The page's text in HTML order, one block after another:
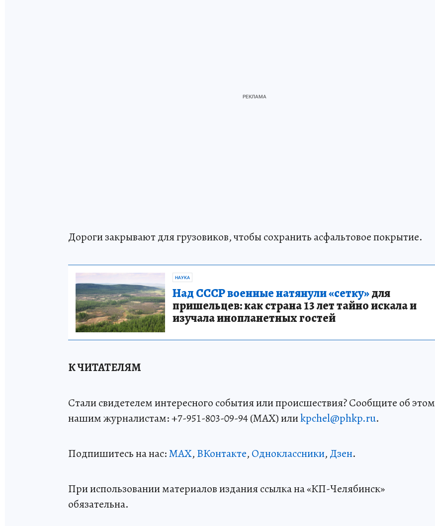
Дороги закрывают для грузовиков, чтобы сохранить асфальтовое покрытие.
НАУКА
Над СССР военные натянули «сетку»для
пришельцев: как страна 13 лет тайно искала и
изучала инопланетных гостей
К ЧИТАТЕЛЯМ
Стали свидетелем интересного события или происшествия? Сообщите об этом
нашим журналистам: +7-951-803-09-94 (MAX) илиkpchel@phkp.ru.
Подпишитесь на нас:MAX, ВКонтакте, Одноклассники, Дзен.
При использовании материалов издания ссылка на «КП-Челябинск»
обязательна.